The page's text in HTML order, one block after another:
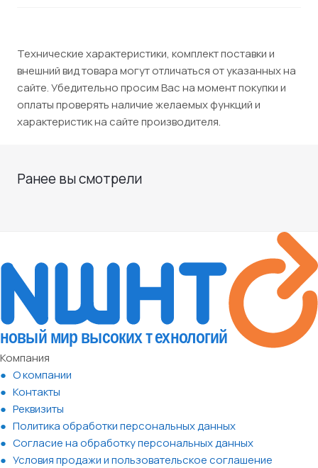
Технические характеристики, комплект поставки и
внешний вид товара могут отличаться от указанных на
сайте. Убедительно просим Вас на момент покупки и
оплаты проверять наличие желаемых функций и
характеристик на сайте производителя.
Ранее вы смотрели
Компания
О компании
Контакты
Реквизиты
Политика обработки персональных данных
Согласие на обработку персональных данных
Условия продажи и пользовательское соглашение